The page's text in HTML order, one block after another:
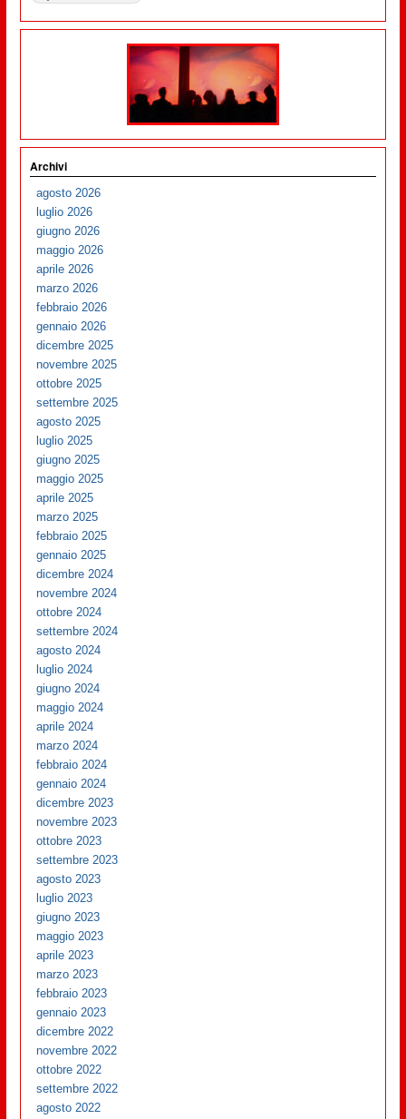
Archivi
agosto 2026
luglio 2026
giugno 2026
maggio 2026
aprile 2026
marzo 2026
febbraio 2026
gennaio 2026
dicembre 2025
novembre 2025
ottobre 2025
settembre 2025
agosto 2025
luglio 2025
giugno 2025
maggio 2025
aprile 2025
marzo 2025
febbraio 2025
gennaio 2025
dicembre 2024
novembre 2024
ottobre 2024
settembre 2024
agosto 2024
luglio 2024
giugno 2024
maggio 2024
aprile 2024
marzo 2024
febbraio 2024
gennaio 2024
dicembre 2023
novembre 2023
ottobre 2023
settembre 2023
agosto 2023
luglio 2023
giugno 2023
maggio 2023
aprile 2023
marzo 2023
febbraio 2023
gennaio 2023
dicembre 2022
novembre 2022
ottobre 2022
settembre 2022
agosto 2022